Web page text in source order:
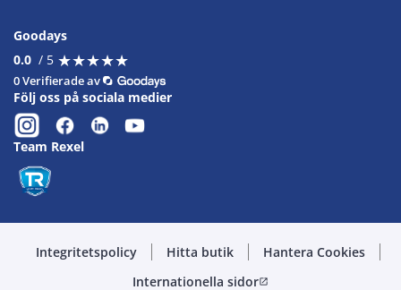
Goodays
0.0 / 5 ★★★★★
★★★★★
0 Verifierade av
Följ oss på sociala medier
Team Rexel
Integritetspolicy Hitta butik
Hantera Cookies
Internationella sidoropen_in_new